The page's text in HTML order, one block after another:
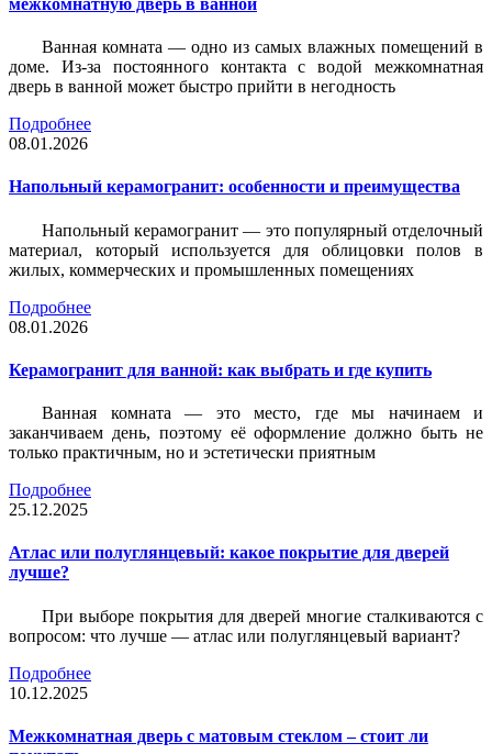
Ванная комната — одно из самых влажных помещений в
доме. Из-за постоянного контакта с водой межкомнатная
дверь в ванной может быстро прийти в негодность
Подробнее
08.01.2026
Напольный керамогранит: особенности и преимущества
Напольный керамогранит — это популярный отделочный
материал, который используется для облицовки полов в
жилых, коммерческих и промышленных помещениях
Подробнее
08.01.2026
Керамогранит для ванной: как выбрать и где купить
Ванная комната — это место, где мы начинаем и
заканчиваем день, поэтому её оформление должно быть не
только практичным, но и эстетически приятным
Подробнее
25.12.2025
Атлас или полуглянцевый: какое покрытие для дверей
лучше?
При выборе покрытия для дверей многие сталкиваются с
вопросом: что лучше — атлас или полуглянцевый вариант?
Подробнее
10.12.2025
Межкомнатная дверь с матовым стеклом – стоит ли